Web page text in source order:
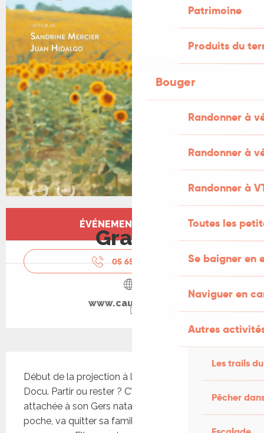
Patrimoine
Produits du
Bouger
Randonner à
Randonner à
Randonner à
Toutes les
Se baigner en
Naviguer en
Autres
Les trails
Pêcher
Ouverture et coordonnées
ÉVÉNEMENT TERMINÉ
Gratuit
05 65 37 70
www.cauvaldor.fr
Début de la projection à la tombée de la nuit.
Docu. Partir ou rester ? C’est le dilemme d’Anaïs,
attachée à son Gers natal et qui, son bac en
poche, va quitter sa famille et sa vie à la